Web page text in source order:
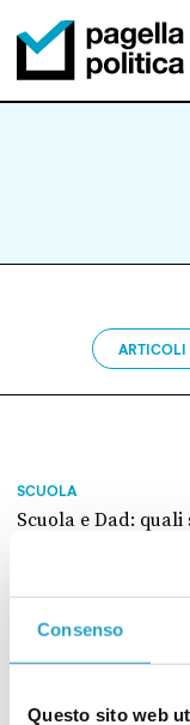
Consenso
Questo sito web
Pagella Politica Logo
ARTICOLI
SCUOLA
Scuola e Dad:
Scuola e Dad: quali
SCUOLA
Davvero «200